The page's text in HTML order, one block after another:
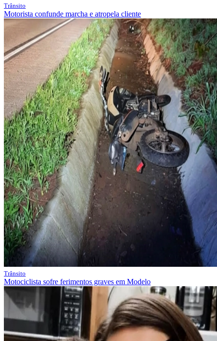
Trânsito
Motorista confunde marcha e atropela cliente
Trânsito
Motociclista sofre ferimentos graves em Modelo